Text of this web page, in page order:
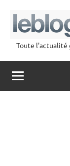
contenu
Toute l'actualité